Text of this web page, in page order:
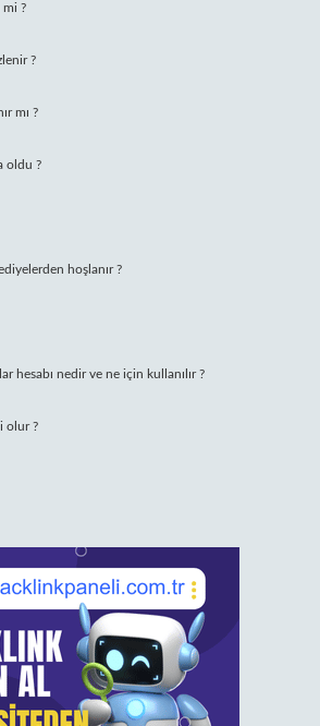
mi ?
?
mı ?
oldu ?
hoşlanır ?
hesabı nedir ve ne için kullanılır ?
olur ?